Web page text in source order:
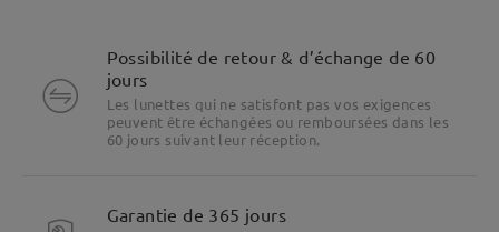
Possibilité de retour & d’échange de 60
jours
Les lunettes qui ne satisfont pas vos exigences
peuvent être échangées ou remboursées dans les
60 jours suivant leur réception.
Garantie de 365 jours